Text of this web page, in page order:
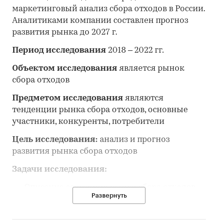
маркетинговый анализ сбора отходов в России.
Аналитиками компании составлен прогноз
развития рынка до 2027 г.
Период исследования 2018 – 2022 гг.
Объектом исследования является рынок
сбора отходов
Предметом исследования являются
тенденции рынка сбора отходов, основные
участники, конкуренты, потребители
Цель исследования: анализ и прогноз
развития рынка сбора отходов
Задачи исследования:
Описание состояния рынка сбора отходов
Оценка объема и потенциальной емкости
Развернуть